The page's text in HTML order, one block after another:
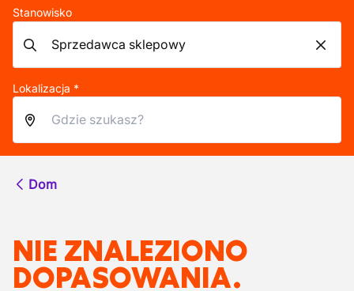
Stanowisko
Lokalizacja *
Dom
NIE ZNALEZIONO
DOPASOWANIA.